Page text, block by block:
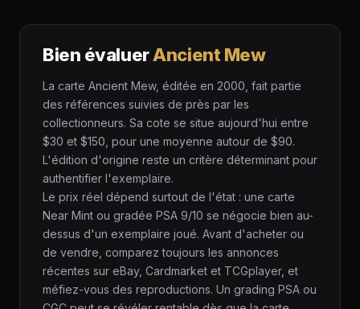
Bien évaluerAncient Mew
La carte Ancient Mew, éditée en 2000, fait partie
des références suivies de près par les
collectionneurs. Sa cote se situe aujourd'hui entre
$30 et $150, pour une moyenne autour de $90.
L'édition d'origine reste un critère déterminant pour
authentifier l'exemplaire.
Le prix réel dépend surtout de l'état : une carte
Near Mint ou gradée PSA 9/10 se négocie bien au-
dessus d'un exemplaire joué. Avant d'acheter ou
de vendre, comparez toujours les annonces
récentes sur eBay, Cardmarket et TCGplayer, et
méfiez-vous des reproductions. Un grading PSA ou